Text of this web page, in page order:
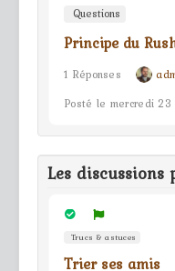
Questions
Principe du
1 Réponses
Posté le mercredi
Les discussions
Trucs & astuces
Trier ses amis